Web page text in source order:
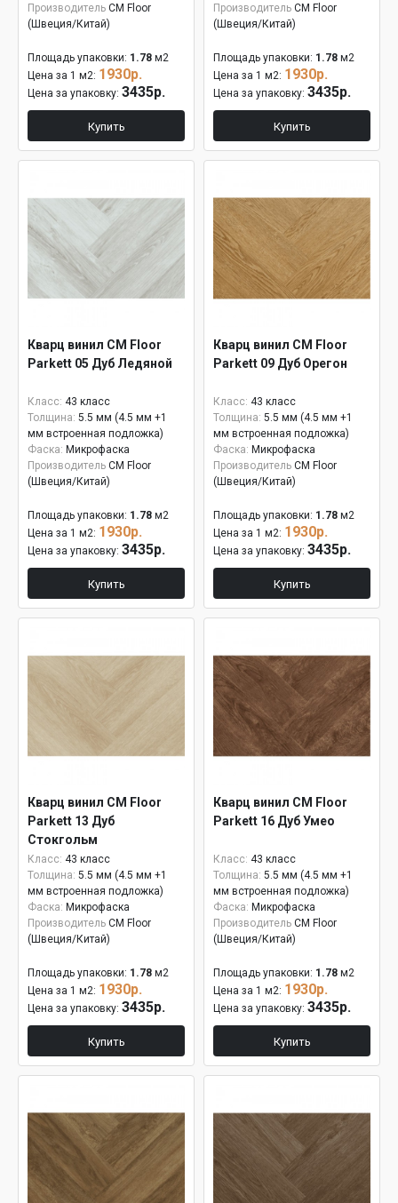
Производитель CM Floor
(Швеция/Китай)
Площадь упаковки: 1.78 м2
Цена за 1 м2: 1930р.
Цена за упаковку: 3435р.
Купить
Производитель CM Floor
(Швеция/Китай)
Площадь упаковки: 1.78 м2
Цена за 1 м2: 1930р.
Цена за упаковку: 3435р.
Купить
Кварц винил CM Floor
Parkett 05 Дуб Ледяной
Класс: 43 класс
Толщина: 5.5 мм (4.5 мм +1
мм встроенная подложка)
Фаска: Микрофаска
Производитель CM Floor
(Швеция/Китай)
Площадь упаковки: 1.78 м2
Цена за 1 м2: 1930р.
Цена за упаковку: 3435р.
Купить
Кварц винил CM Floor
Parkett 09 Дуб Орегон
Класс: 43 класс
Толщина: 5.5 мм (4.5 мм +1
мм встроенная подложка)
Фаска: Микрофаска
Производитель CM Floor
(Швеция/Китай)
Площадь упаковки: 1.78 м2
Цена за 1 м2: 1930р.
Цена за упаковку: 3435р.
Купить
Кварц винил CM Floor
Parkett 13 Дуб
Стокгольм
Класс: 43 класс
Толщина: 5.5 мм (4.5 мм +1
мм встроенная подложка)
Фаска: Микрофаска
Производитель CM Floor
(Швеция/Китай)
Площадь упаковки: 1.78 м2
Цена за 1 м2: 1930р.
Цена за упаковку: 3435р.
Купить
Кварц винил CM Floor
Parkett 16 Дуб Умео
Класс: 43 класс
Толщина: 5.5 мм (4.5 мм +1
мм встроенная подложка)
Фаска: Микрофаска
Производитель CM Floor
(Швеция/Китай)
Площадь упаковки: 1.78 м2
Цена за 1 м2: 1930р.
Цена за упаковку: 3435р.
Купить